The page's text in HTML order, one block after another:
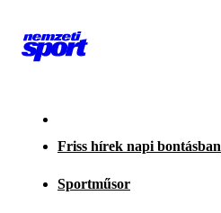
Friss hírek napi bontásban
Sportműsor